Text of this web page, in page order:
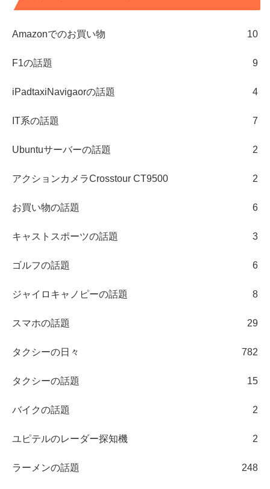
Amazonでのお買い物 10
F1の話題 9
iPadtaxiNavigaorの話題 4
IT系の話題 7
Ubuntuサーバーの話題 2
アクションカメラCrosstour CT9500 2
お買い物の話題 6
キャストスポーツの話題 3
ゴルフの話題 6
ジャイロキャノピーの話題 8
スマホの話題 29
タクシーの日々 782
タクシーの話題 15
バイクの話題 2
ユピテルのレーダー探知機 2
ラーメンの話題 248